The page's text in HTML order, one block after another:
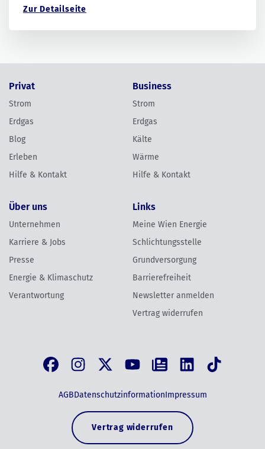
Zur Detailseite
Privat
Strom
Erdgas
Blog
Erleben
Hilfe & Kontakt
Business
Strom
Erdgas
Kälte
Wärme
Hilfe & Kontakt
Über uns
Unternehmen
Karriere & Jobs
Presse
Energie & Klimaschutz
Verantwortung
Links
Meine Wien Energie
Schlichtungsstelle
Grundversorgung
Barrierefreiheit
Newsletter anmelden
Vertrag widerrufen
AGBDatenschutzinformationImpressum
Vertrag widerrufen